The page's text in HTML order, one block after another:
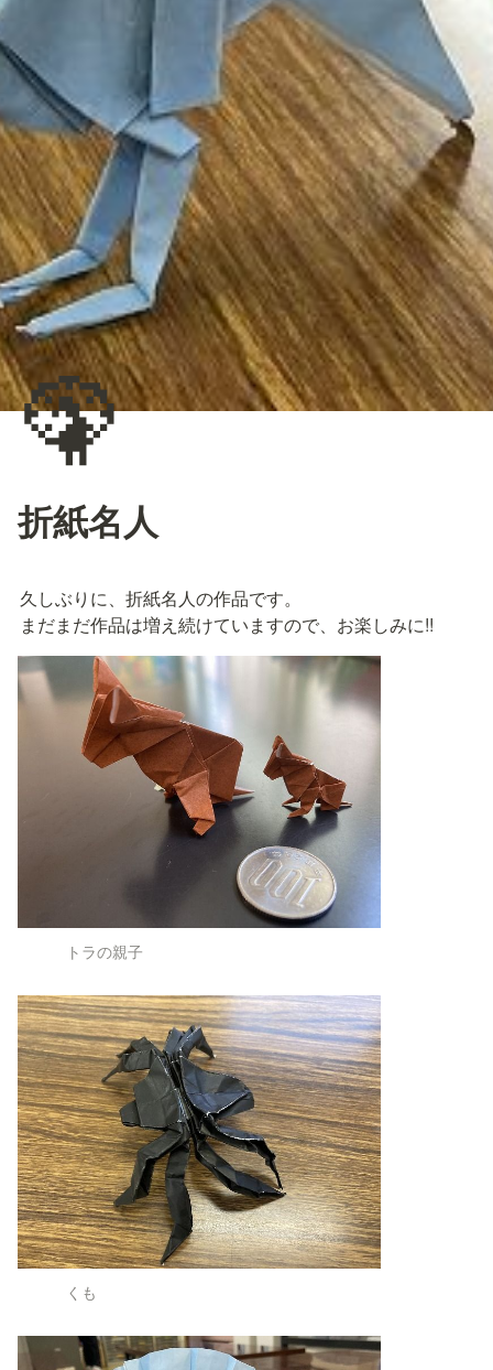
🦚
折紙名人
久しぶりに、折紙名人の作品です。
まだまだ作品は増え続けていますので、お楽しみに!!
トラの親子
くも